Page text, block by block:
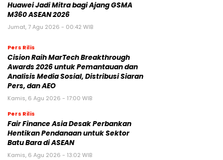
Huawei Jadi Mitra bagi Ajang GSMA
M360 ASEAN 2026
Jumat, 7 Agu 2026 - 00:42 WIB
Pers Rilis
Cision Raih MarTech Breakthrough
Awards 2026 untuk Pemantauan dan
Analisis Media Sosial, Distribusi Siaran
Pers, dan AEO
Kamis, 6 Agu 2026 - 17:00 WIB
Pers Rilis
Fair Finance Asia Desak Perbankan
Hentikan Pendanaan untuk Sektor
Batu Bara di ASEAN
Kamis, 6 Agu 2026 - 13:02 WIB